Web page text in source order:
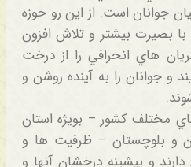
جوانان است. از اين رو حوزه
با بصيرت بيشتر و تلاش افزون
هاي انحرافي را از درخت
و جوانان را به آينده روشن و
مختلف كشور – بويژه استان
و بلوچستان – ظرفيت ها و
دارند و پيشينه درخشان آنها و